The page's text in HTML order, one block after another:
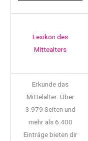
Lexikon des
Mittealters
Erkunde das
Mittelalter: Über
3.979 Seiten und
mehr als 6.400
Einträge bieten dir